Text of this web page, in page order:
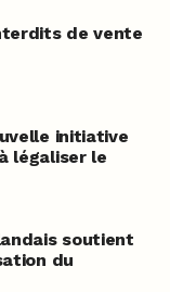
de vente
initiative
légaliser le
soutient
du